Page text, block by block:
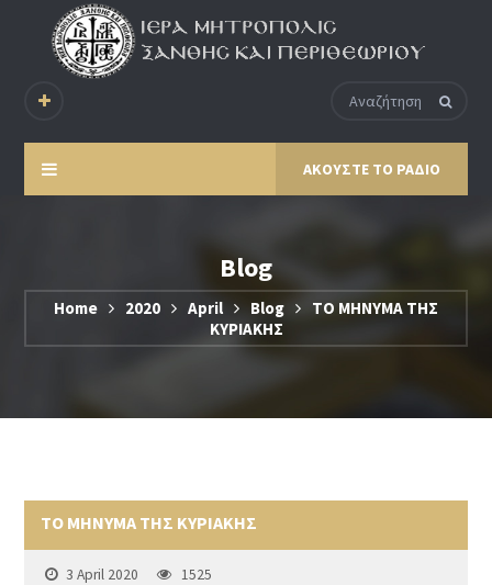
ΑΚΟΥΣΤΕ ΤΟ ΡΑΔΙΟ
Blog
Home 2020 April Blog
ΤΟ ΜΗΝΥΜΑ ΤΗΣ
ΚΥΡΙΑΚΗΣ
ΤΟ ΜΗΝΥΜΑ ΤΗΣ ΚΥΡΙΑΚΗΣ
3 April 2020
1525